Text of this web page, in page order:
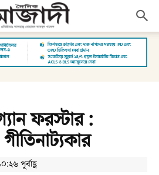
ফরস্টার :
পূর্বাহ্ণ